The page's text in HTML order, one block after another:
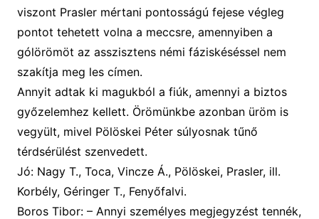
viszont Prasler mértani pontosságú fejese végleg
pontot tehetett volna a meccsre, amennyiben a
gólörömöt az asszisztens némi fáziskéséssel nem
szakítja meg les címen.
Annyit adtak ki magukból a fiúk, amennyi a biztos
győzelemhez kellett. Örömünkbe azonban üröm is
vegyült, mivel Pölöskei Péter súlyosnak tűnő
térdsérülést szenvedett.
Jó: Nagy T., Toca, Vincze Á., Pölöskei, Prasler, ill.
Korbély, Géringer T., Fenyőfalvi.
Boros Tibor:– Annyi személyes megjegyzést tennék,